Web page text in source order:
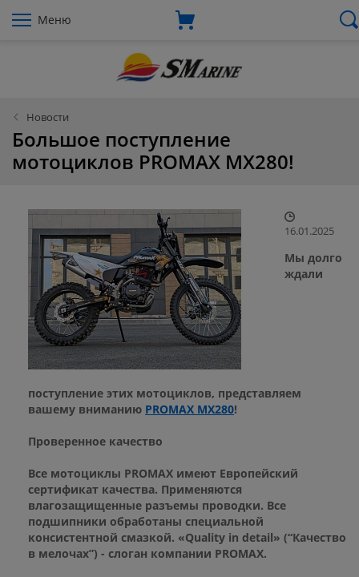
Меню
Новости
Большое поступление
мотоциклов PROMAX MX280!
16.01.2025
Мы долго
ждали
поступление этих мотоциклов, представляем
вашему вниманию PROMAX MX280!
Проверенное качество
Все мотоциклы PROMAX имеют Европейский
сертификат качества. Применяются
влагозащищенные разъемы проводки. Все
подшипники обработаны специальной
консистентной смазкой. «Quality in detail» (“Качество
в мелочах”) - слоган компании PROMAX.